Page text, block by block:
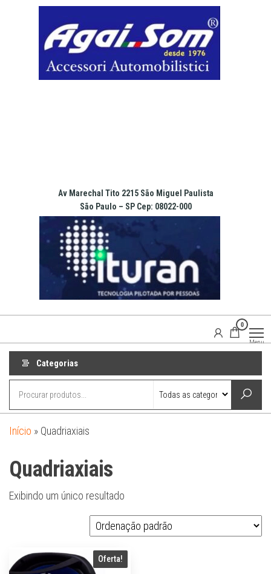
Av Marechal Tito 2215 São Miguel Paulista
São Paulo – SP Cep: 08022-000
0
Menu
Categorias
Início » Quadriaxiais
Quadriaxiais
Exibindo um único resultado
Oferta!